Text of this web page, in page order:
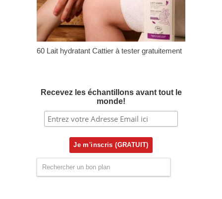
60 Lait hydratant Cattier à tester gratuitement
Recevez les échantillons avant tout le
monde!